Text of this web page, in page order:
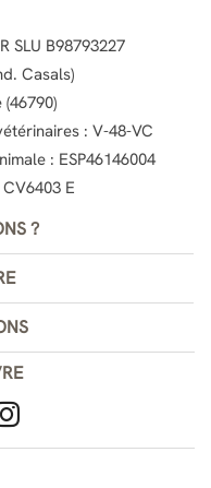
SLU B98793227
Casals)
: V-48-VC
: ESP46146004
E
?